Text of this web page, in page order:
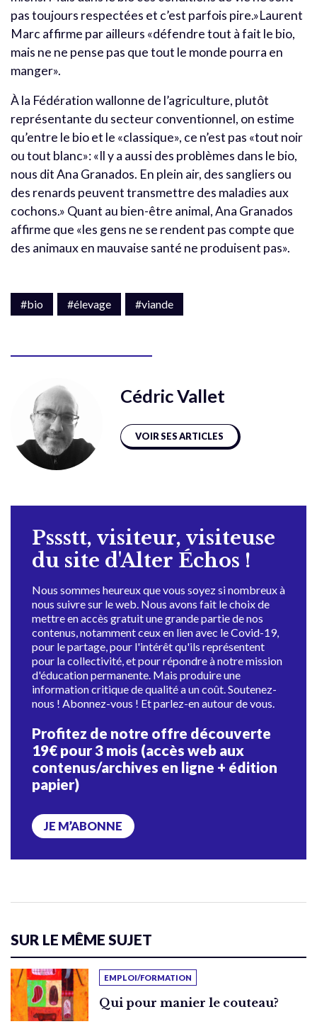
pas toujours respectées et c’est parfois pire.»Laurent
Marc affirme par ailleurs «défendre tout à fait le bio,
mais ne ne pense pas que tout le monde pourra en
manger».
À la Fédération wallonne de l’agriculture, plutôt
représentante du secteur conventionnel, on estime
qu’entre le bio et le «classique», ce n’est pas «tout noir
ou tout blanc»: «Il y a aussi des problèmes dans le bio,
nous dit Ana Granados. En plein air, des sangliers ou
des renards peuvent transmettre des maladies aux
cochons.» Quant au bien-être animal, Ana Granados
affirme que «les gens ne se rendent pas compte que
des animaux en mauvaise santé ne produisent pas».
#bio #élevage #viande
Cédric Vallet
VOIR SES ARTICLES
Pssstt, visiteur, visiteuse
du site d'Alter Échos !
Nous sommes heureux que vous soyez si nombreux à
nous suivre sur le web. Nous avons fait le choix de
mettre en accès gratuit une grande partie de nos
contenus, notamment ceux en lien avec le Covid-19,
pour le partage, pour l'intérêt qu'ils représentent
pour la collectivité, et pour répondre à notre mission
d'éducation permanente. Mais produire une
information critique de qualité a un coût. Soutenez-
nous ! Abonnez-vous ! Et parlez-en autour de vous.
Profitez de notre offre découverte
19€ pour 3 mois (accès web aux
contenus/archives en ligne + édition
papier)
JE M’ABONNE
SUR LE MÊME SUJET
EMPLOI/FORMATION
Qui pour manier le couteau?